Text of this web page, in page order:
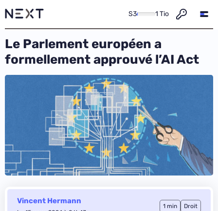
S3 1 Tio
Le Parlement européen a
formellement approuvé l’AI Act
Vincent Hermann
1 min Droit